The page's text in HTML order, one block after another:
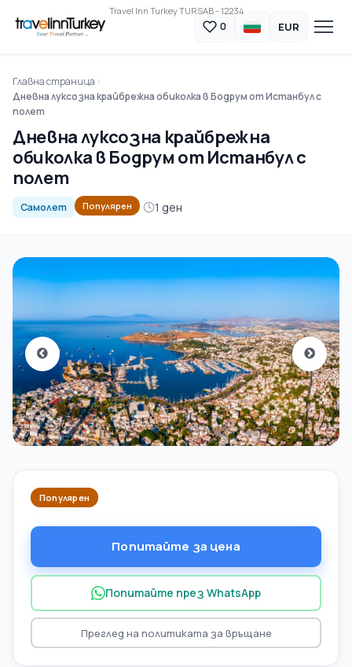
Travel Inn Turkey TURSAB - 12234
0 EUR
Главна страница
Дневна луксозна крайбрежна обиколка в Бодрум от Истанбул с
полет
Дневна луксозна крайбрежна
обиколка в Бодрум от Истанбул с
полет
Самолет Популярен 1 ден
Популярен
Попитайте за цена
Попитайте през WhatsApp
Преглед на политиката за връщане